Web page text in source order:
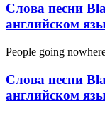
Слова песни
английском
People going
Слова песни
английском